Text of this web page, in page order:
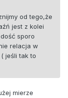
od tego,że
jest z kolei
sporo
relacja w
jeśli tak to
mierze